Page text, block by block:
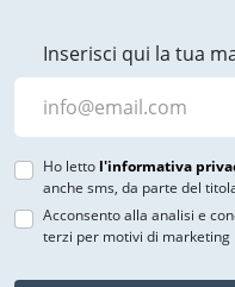
Inserisci qui la tua
Ho letto l'informativa
anche sms, da parte del
Acconsento alla analisi e
terzi per motivi di marketing